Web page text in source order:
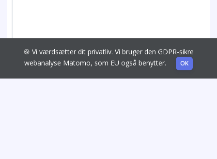
🍪 Vi værdsætter dit privatliv. Vi bruger den GDPR-sikre
webanalyse Matomo, som EU også benytter.
OK